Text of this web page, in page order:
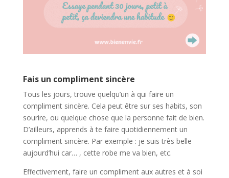
Fais un compliment sincère
Tous les jours, trouve quelqu’un à qui faire un
compliment sincère. Cela peut être sur ses habits, son
sourire, ou quelque chose que la personne fait de bien.
D’ailleurs, apprends à te faire quotidiennement un
compliment sincère. Par exemple : je suis très belle
aujourd’hui car… , cette robe me va bien, etc.
Effectivement, faire un compliment aux autres et à soi